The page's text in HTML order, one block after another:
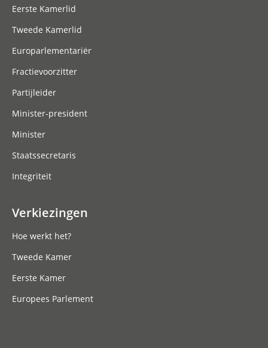
Eerste Kamerlid
Tweede Kamerlid
Europarlementariër
Fractievoorzitter
Partijleider
Minister-president
Minister
Staatssecretaris
Integriteit
Verkiezingen
Hoe werkt het?
Tweede Kamer
Eerste Kamer
Europees Parlement